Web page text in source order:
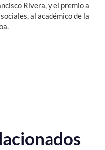
Rivera, y el premio a
al académico de la